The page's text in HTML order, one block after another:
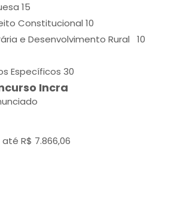
15
Constitucional 10
e Desenvolvimento Rural 10
Específicos 30
Incra
R$ 7.866,06